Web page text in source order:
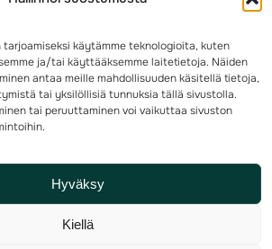
tarjoamiseksi käytämme teknologioita, kuten
ja/tai käyttääksemme laitetietoja. Näiden
antaa meille mahdollisuuden käsitellä tietoja,
tai yksilöllisiä tunnuksia tällä sivustolla.
tai peruuttaminen voi vaikuttaa sivuston
Hyväksy
Kiellä
· Valimotie 10, 00380 Helsinki, Finland
Rastilipun asiat: rastilippu(a)suunnistusliitto.fi
– Rastilippu:::Rastilipun ohjeet